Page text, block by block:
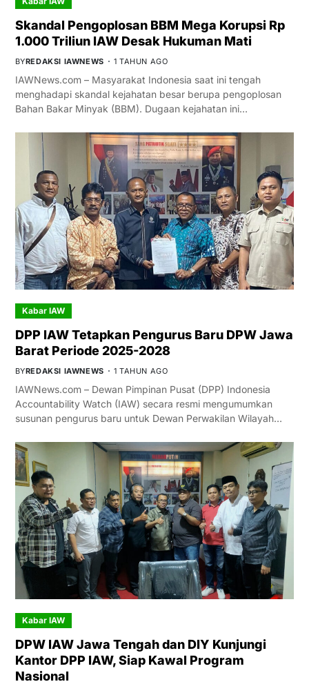
Skandal Pengoplosan BBM Mega Korupsi Rp
1.000 Triliun IAW Desak Hukuman Mati
BYREDAKSI IAWNEWS 1 TAHUN AGO
IAWNews.com – Masyarakat Indonesia saat ini tengah
menghadapi skandal kejahatan besar berupa pengoplosan
Bahan Bakar Minyak (BBM). Dugaan kejahatan ini…
Kabar IAW
DPP IAW Tetapkan Pengurus Baru DPW Jawa
Barat Periode 2025-2028
BYREDAKSI IAWNEWS 1 TAHUN AGO
IAWNews.com – Dewan Pimpinan Pusat (DPP) Indonesia
Accountability Watch (IAW) secara resmi mengumumkan
susunan pengurus baru untuk Dewan Perwakilan Wilayah…
Kabar IAW
DPW IAW Jawa Tengah dan DIY Kunjungi
Kantor DPP IAW, Siap Kawal Program
Nasional